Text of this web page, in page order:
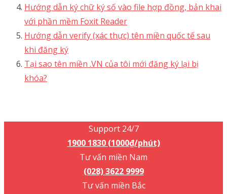
Hướng dẫn ký chữ ký số vào file hợp đồng, bản khai
với phần mềm Foxit Reader
Hướng dẫn verify (xác thực) tên miền quốc tế sau
khi đăng ký
Tại sao tên miền .VN của tôi mới đăng ký lại bị
khóa?
Support 24/7
1900 1830 (1000₫/phút)
Tư vấn miền Nam
(028) 3622 9999
Tư vấn miền Bắc